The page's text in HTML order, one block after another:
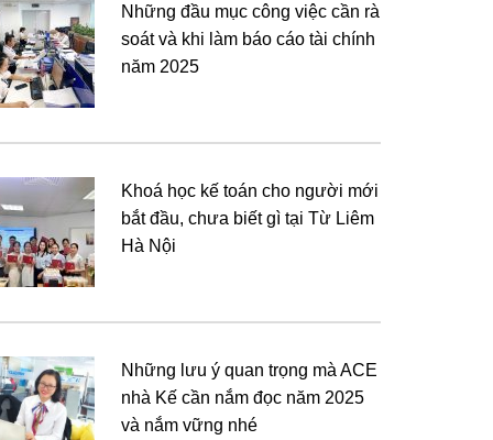
Những đầu mục công việc cần rà
soát và khi làm báo cáo tài chính
năm 2025
Khoá học kế toán cho người mới
bắt đầu, chưa biết gì tại Từ Liêm
Hà Nội
Những lưu ý quan trọng mà ACE
nhà Kế cần nắm đọc năm 2025
và nắm vững nhé